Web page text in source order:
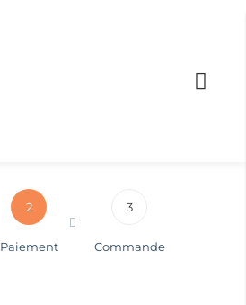
2
Paiement
3
Commande